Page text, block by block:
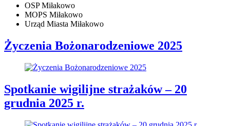
OSP Miłakowo
MOPS Miłakowo
Urząd Miasta Miłakowo
Życzenia Bożonarodzeniowe 2025
Spotkanie wigilijne strażaków – 20
grudnia 2025 r.